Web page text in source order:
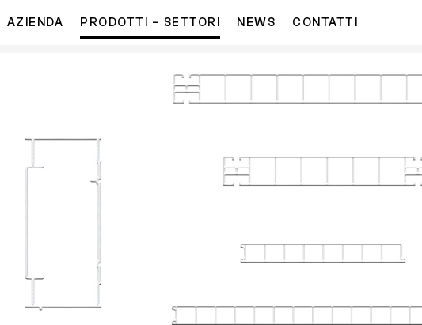
AZIENDA PRODOTTI – SETTORI NEWS CONTATTI